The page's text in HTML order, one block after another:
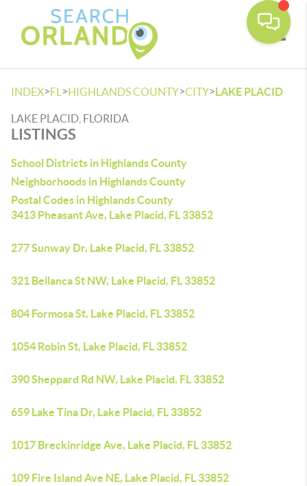
INDEX>FL >HIGHLANDS COUNTY>CITY>LAKE PLACID
LAKE PLACID, FLORIDA
LISTINGS
School Districts in Highlands County
Neighborhoods in Highlands County
Postal Codes in Highlands County
3413 Pheasant Ave, Lake Placid, FL 33852
277 Sunway Dr, Lake Placid, FL 33852
321 Bellanca St NW, Lake Placid, FL 33852
804 Formosa St, Lake Placid, FL 33852
1054 Robin St, Lake Placid, FL 33852
390 Sheppard Rd NW, Lake Placid, FL 33852
659 Lake Tina Dr, Lake Placid, FL 33852
1017 Breckinridge Ave, Lake Placid, FL 33852
109 Fire Island Ave NE, Lake Placid, FL 33852